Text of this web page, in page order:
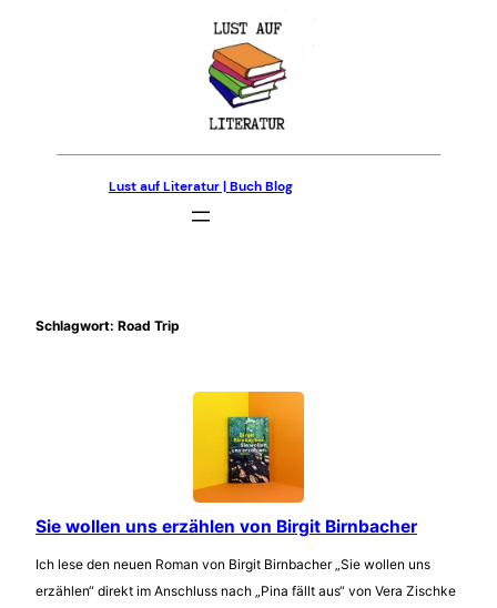
Lust auf Literatur | Buch Blog
Schlagwort: Road Trip
Sie wollen uns erzählen von Birgit Birnbacher
Ich lese den neuen Roman von Birgit Birnbacher „Sie wollen uns
erzählen“ direkt im Anschluss nach „Pina fällt aus“ von Vera Zischke